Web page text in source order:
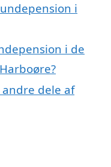
i
i de
dele af